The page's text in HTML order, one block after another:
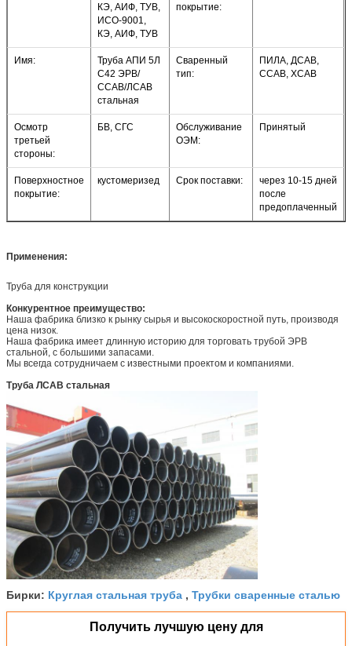
КЭ, АИФ, ТУВ,
ИСО-9001,
КЭ, АИФ, ТУВ
покрытие:
Имя:
Труба АПИ 5Л
С42 ЭРВ/
ССАВ/ЛСАВ
стальная
Сваренный
тип:
ПИЛА, ДСАВ,
ССАВ, ХСАВ
Осмотр
третьей
стороны:
БВ, СГС
Обслуживание
ОЭМ:
Принятый
Поверхностное
покрытие:
кустомеризед Срок поставки:
через 10-15 дней
после
предоплаченный
Применения:
Труба для конструкции
Конкурентное преимущество:
Наша фабрика близко к рынку сырья и высокоскоростной путь, производя
цена низок.
Наша фабрика имеет длинную историю для торговать трубой ЭРВ
стальной, с большими запасами.
Мы всегда сотрудничаем с известными проектом и компаниями.
Труба ЛСАВ стальная
Бирки: Круглая стальная труба , Трубки сваренные сталью
Получить лучшую цену для